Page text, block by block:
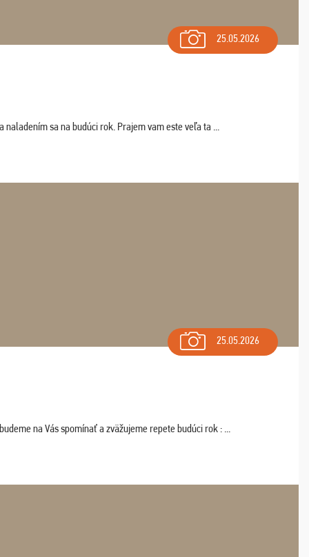
25.05.2026
sa na budúci rok. Prajem vam este veľa ta ...
25.05.2026
na Vás spomínať a zväžujeme repete budúci rok : ...